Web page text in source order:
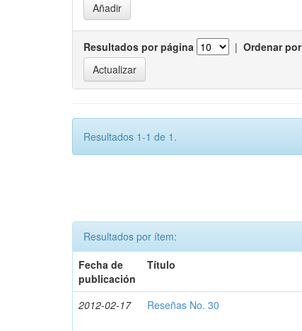
Resultados por página | Ordenar por
Resultados 1-1 de 1.
Resultados por ítem:
Fecha de
publicación
Título
2012-02-17 Reseñas No. 30